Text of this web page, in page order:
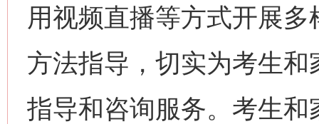
用视频直播等方式开展
方法指导，切实为考生
指导和咨询服务。考生和